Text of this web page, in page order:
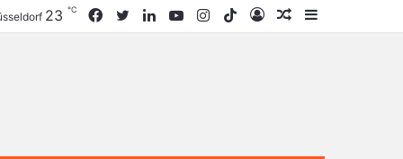
Rastgele
Giriş
TikTok
Instagram
YouTube
LinkedIn
Twitter
Facebook
23 ℃